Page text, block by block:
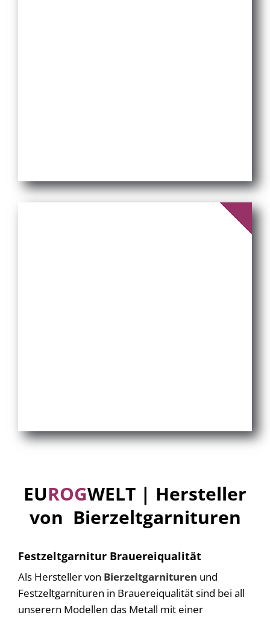
EUROGWELT | Hersteller
von Bierzeltgarnituren
Festzeltgarnitur Brauereiqualität
Als Hersteller von Bierzeltgarnituren und
Festzeltgarnituren in Brauereiqualität sind bei all
unserern Modellen das Metall mit einer